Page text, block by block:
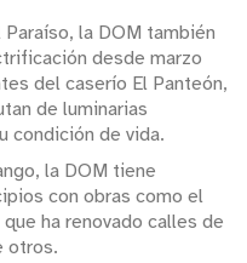
la DOM también
desde marzo
del caserío El Panteón,
de luminarias
condición de vida.
la DOM tiene
con obras como el
ha renovado calles de
otros.